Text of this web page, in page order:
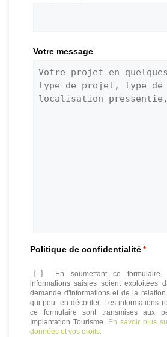
Votre message
Politique de confidentialité *
En soumettant ce
informations saisies soient exploitées
demande d'informations et de la
qui peut en découler. Les informations
ce formulaire sont transmises aux
Implantation Tourisme. En savoir plus
données et vos droits.